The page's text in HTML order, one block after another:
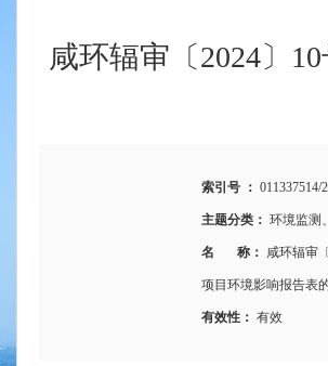
咸环辐审〔2024〕
索引号 ： 011337514/
主题分类： 环境监测
名 称： 咸环辐审
项目环境影响报告表
有效性： 有效